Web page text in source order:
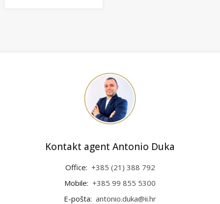
Kontakt agent Antonio Duka
Office: +385 (21) 388 792
Mobile: +385 99 855 5300
E-pošta: antonio.duka@ii.hr